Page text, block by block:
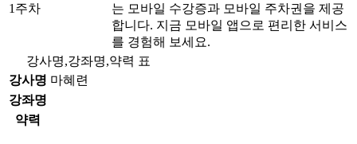
1주차
는 모바일 수강증과 모바일 주차권을 제공
합니다. 지금 모바일 앱으로 편리한 서비스
를 경험해 보세요.
강사명,강좌명,약력 표
강사명 마혜련
강좌명
약력